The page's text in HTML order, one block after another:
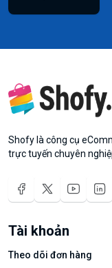
Shofy là công cụ
trực tuyến chuyên
Tài khoản
Theo dõi đơn hàng